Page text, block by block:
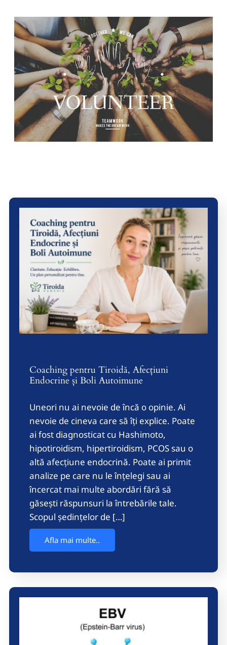
Coaching pentru Tiroidă, Afecțiuni
Endocrine și Boli Autoimune
Uneori nu ai nevoie de încă o opinie. Ai
nevoie de cineva care să îți explice. Poate
ai fost diagnosticat cu Hashimoto,
hipotiroidism, hipertiroidism, PCOS sau o
altă afecțiune endocrină. Poate ai primit
analize pe care nu le înțelegi sau ai
încercat mai multe abordări fără să
găsești răspunsuri la întrebările tale.
Scopul ședințelor de […]
Afla mai multe..